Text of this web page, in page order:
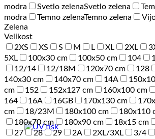
modra
Svetlo zelenaSvetlo zelena
modra
Temno zelenaTemno zelena
Zelena
Velikost
2XS
XS S M L XL 2XL
5XL
100x30 cm 100x50 cm 104
12/14
12/18M 120x70 cm 128
140x30 cm
140x70 cm 14A
cm
152 152x127 cm 160x100 cm
164
16A 16GB 170x130 cm
cm
18/23M 180x100 cm 180x110
180x70 cm
180x90 cm 18x15 cm
27
28 29 2A 2XL/3XL 3/4